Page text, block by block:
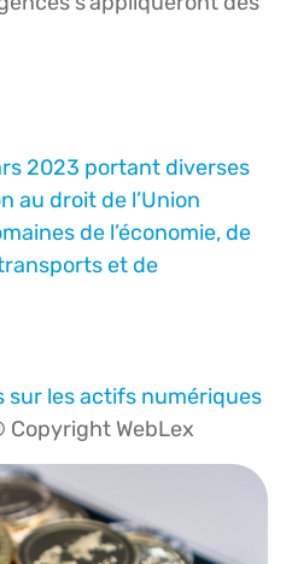
2023 portant diverses
au droit de l’Union
de l’économie, de
et de
sur les actifs numériques
Copyright WebLex